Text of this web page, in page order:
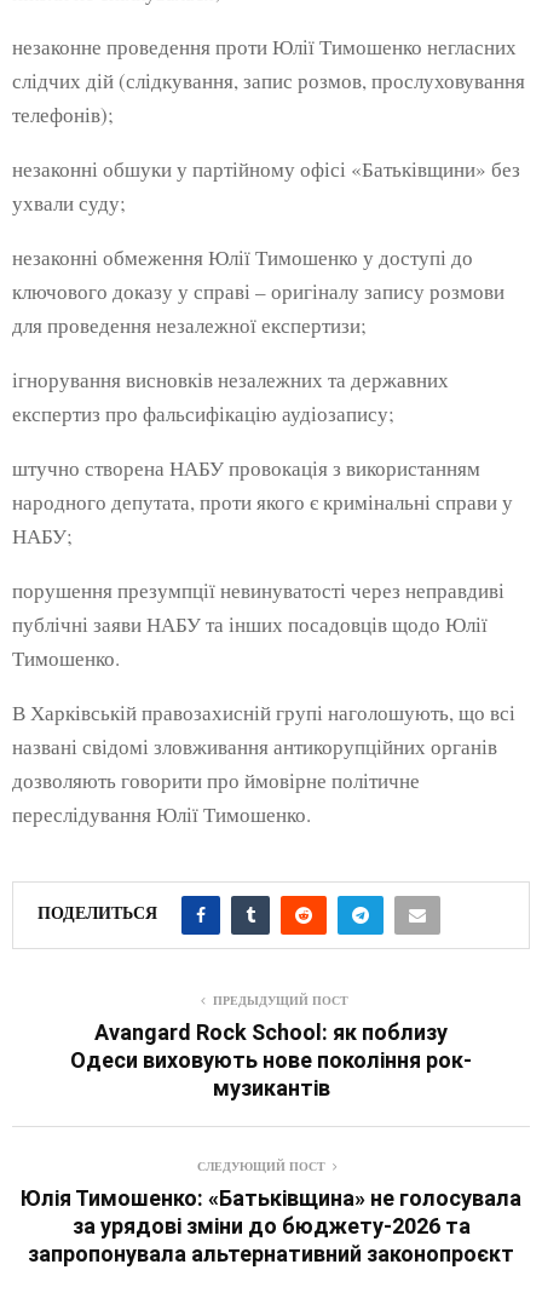
незаконне проведення проти Юлії Тимошенко негласних
слідчих дій (слідкування, запис розмов, прослуховування
телефонів);
незаконні обшуки у партійному офісі «Батьківщини» без
ухвали суду;
незаконні обмеження Юлії Тимошенко у доступі до
ключового доказу у справі – оригіналу запису розмови
для проведення незалежної експертизи;
ігнорування висновків незалежних та державних
експертиз про фальсифікацію аудіозапису;
штучно створена НАБУ провокація з використанням
народного депутата, проти якого є кримінальні справи у
НАБУ;
порушення презумпції невинуватості через неправдиві
публічні заяви НАБУ та інших посадовців щодо Юлії
Тимошенко.
В Харківській правозахисній групі наголошують, що всі
названі свідомі зловживання антикорупційних органів
дозволяють говорити про ймовірне політичне
переслідування Юлії Тимошенко.
ПОДЕЛИТЬСЯ
ПРЕДЫДУЩИЙ ПОСТ
Avangard Rock School: як поблизу
Одеси виховують нове покоління рок-
музикантів
СЛЕДУЮЩИЙ ПОСТ
Юлія Тимошенко: «Батьківщина» не голосувала
за урядові зміни до бюджету-2026 та
запропонувала альтернативний законопроєкт